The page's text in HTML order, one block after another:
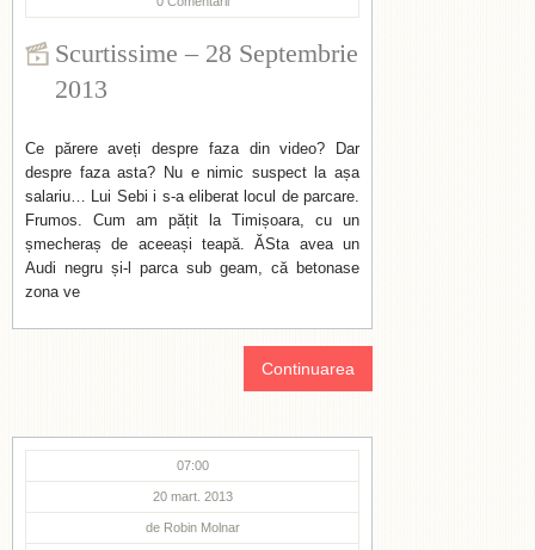
Scurtissime – 28 Septembrie
2013
Ce părere aveți despre faza din video? Dar
despre faza asta? Nu e nimic suspect la așa
salariu… Lui Sebi i s-a eliberat locul de parcare.
Frumos. Cum am pățit la Timișoara, cu un
șmecheraș de aceeași teapă. ĂSta avea un
Audi negru și-l parca sub geam, că betonase
zona ve
Continuarea
07:00
20 mart. 2013
de Robin Molnar